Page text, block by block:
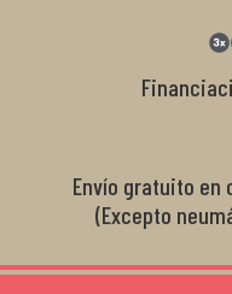
Envío gratuito
(Excepto